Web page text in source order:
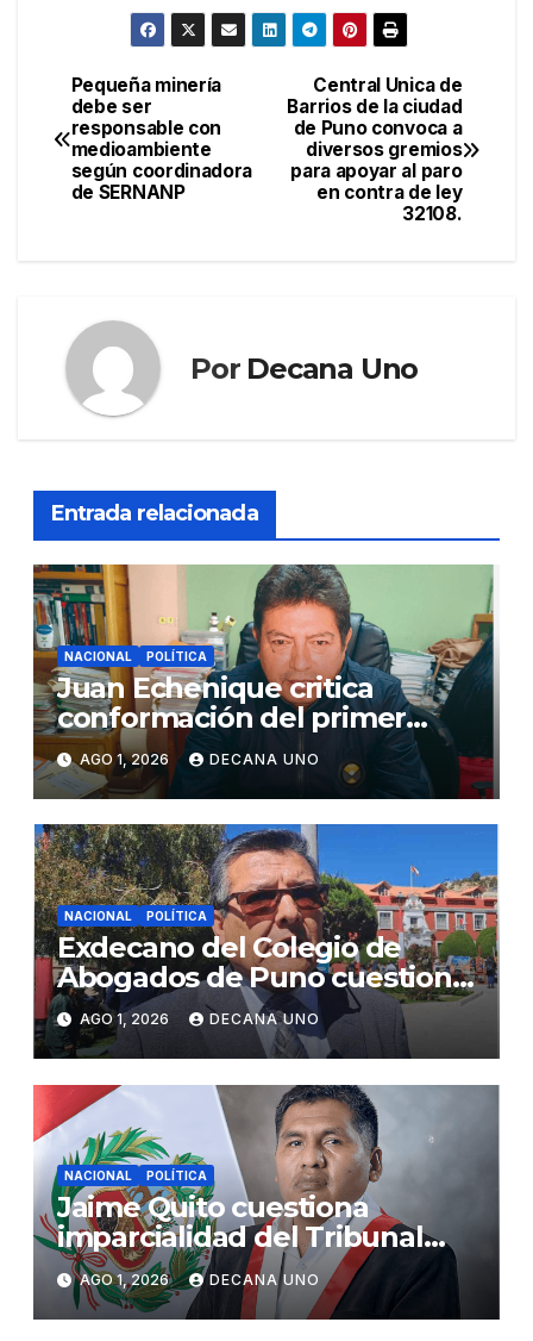
Navegación
de
entradas
Central Unica de
Barrios de la ciudad
de Puno convoca a
diversos gremios
para apoyar al paro
en contra de ley
32108.
Pequeña minería
debe ser
responsable con
medioambiente
según coordinadora
de SERNANP
Por Decana Uno
Entrada relacionada
NACIONAL POLÍTICA
Juan Echenique critica
conformación del primer
gabinete ministerial de Keiko
Fujimori
AGO 1, 2026 DECANA UNO
NACIONAL POLÍTICA
Exdecano del Colegio de
Abogados de Puno cuestiona
propuestas sobre seguridad
ciudadana
AGO 1, 2026 DECANA UNO
NACIONAL POLÍTICA
Jaime Quito cuestiona
imparcialidad del Tribunal
Constitucional tras liberación
de Ollanta Humala
AGO 1, 2026 DECANA UNO